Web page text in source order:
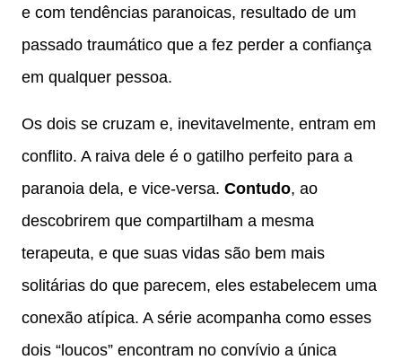
e com tendências paranoicas, resultado de um
passado traumático que a fez perder a confiança
em qualquer pessoa.
Os dois se cruzam e, inevitavelmente, entram em
conflito. A raiva dele é o gatilho perfeito para a
paranoia dela, e vice-versa. Contudo, ao
descobrirem que compartilham a mesma
terapeuta, e que suas vidas são bem mais
solitárias do que parecem, eles estabelecem uma
conexão atípica. A série acompanha como esses
dois “loucos” encontram no convívio a única